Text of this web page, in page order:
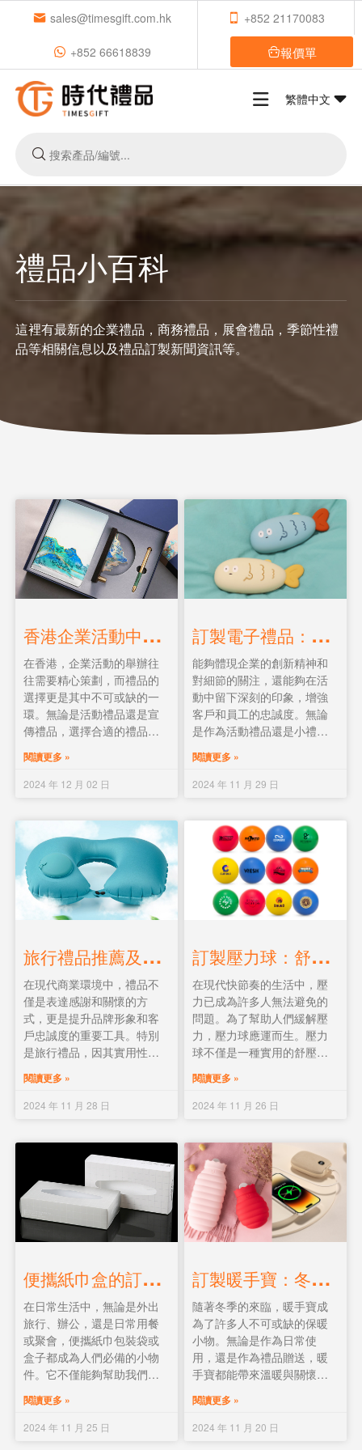
sales@timesgift.com.hk +852 21170083
+852 66618839 報價單
繁體中文
禮品小百科
這裡有最新的企業禮品，商務禮品，展會禮品，季節性禮
品等相關信息以及禮品訂製新聞資訊等。
香
港企業活動中的禮品訂製：選擇與推薦
在香港，企業活動的舉辦往
往需要精心策劃，而禮品的
選擇更是其中不可或缺的一
環。無論是活動禮品還是宣
傳禮品，選擇合適的禮品不
僅能提升活動的品質，還能
有效提升企業形象。本文將
為您介紹在香港企業活動中
閱讀更多 »
2024 年 12 月 02 日
訂
製電子禮品：提升企業形象與活動效果的完美選擇
能夠體現企業的創新精神和
對細節的關注，還能夠在活
動中留下深刻的印象，增強
客戶和員工的忠誠度。無論
是作為活動禮品還是小禮品
贈送，訂製電子禮品都能夠
成為企業與受眾之間的橋
樑，傳遞品牌價值和企業文
閱讀更多 »
2024 年 11 月 29 日
旅
行禮品推薦及訂製流程
在現代商業環境中，禮品不
僅是表達感謝和關懷的方
式，更是提升品牌形象和客
戶忠誠度的重要工具。特別
是旅行禮品，因其實用性和
便攜性，成為公司或企業訂
製禮品的熱門選擇。無論是
作為員工福利、客戶贈品，
中留下深刻印象，進而提升
品牌曝光率和客戶滿意度。
本文將為您推薦三種旅行禮
品種類，並詳細介紹訂製流
程，助您打造獨具特色的旅
行禮品，為企業增添一份獨
閱讀更多 »
2024 年 11 月 28 日
訂
製壓力球：舒壓與宣傳的完美結合
在現代快節奏的生活中，壓
力已成為許多人無法避免的
問題。為了幫助人們緩解壓
力，壓力球應運而生。壓力
球不僅是一種實用的舒壓工
具，還可以作為一種獨特的
訂製禮品，適用於各種場
合，如活動禮品、宣傳禮品
可訂製造型以及訂製logo的
相關信息。
閱讀更多 »
2024 年 11 月 26 日
便
攜紙巾盒的訂製秘訣
在日常生活中，無論是外出
旅行、辦公，還是日常用餐
或聚會，便攜紙巾包裝袋或
盒子都成為人們必備的小物
件。它不僅能夠幫助我們保
方便快捷地攜帶，無論是放
進包包、口袋，還是車內隨
閱讀更多 »
2024 年 11 月 25 日
訂
製暖手寶：冬日裡的溫暖禮品
隨著冬季的來臨，暖手寶成
為了許多人不可或缺的保暖
小物。無論是作為日常使
用，還是作為禮品贈送，暖
手寶都能帶來溫暖與關懷。
的兩種暖手寶：電子類充電
產品和注水式產品，並分析
閱讀更多 »
2024 年 11 月 20 日